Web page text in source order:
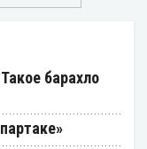
барахло